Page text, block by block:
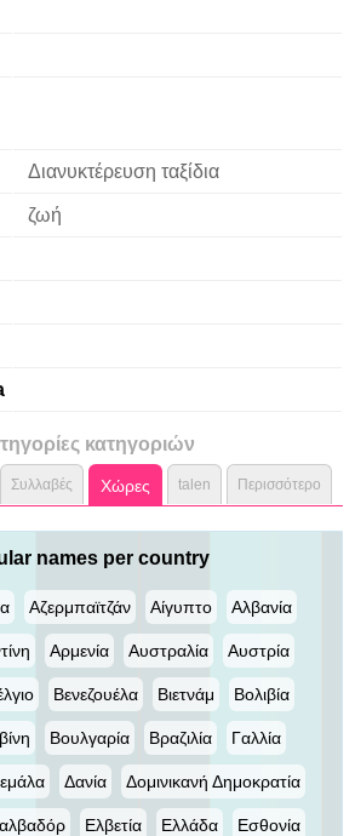
Διανυκτέρευση ταξίδια
ζωή
κατηγοριών
Συλλαβές Χώρες talen Περισσότερο
names per country
Αζερμπαϊτζάν Αίγυπτο Αλβανία
Αρμενία Αυστραλία Αυστρία
Βενεζουέλα Βιετνάμ Βολιβία
Βουλγαρία Βραζιλία Γαλλία
Δανία Δομινικανή Δημοκρατία
Ελβετία Ελλάδα Εσθονία